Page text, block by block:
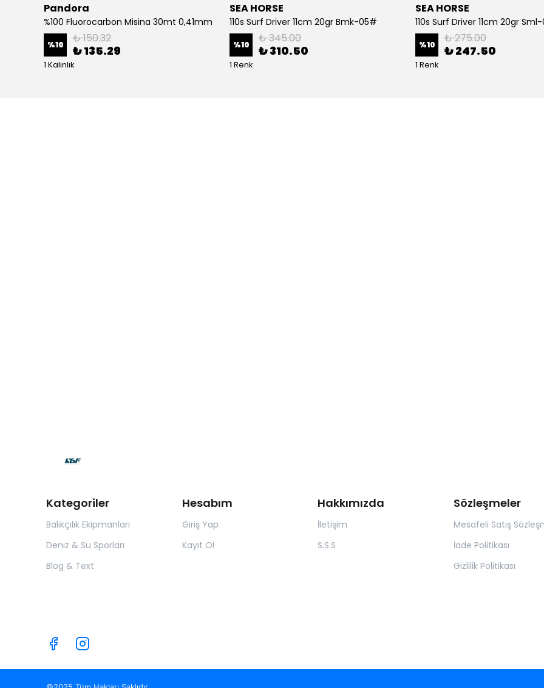
Pandora
%100 Fluorocarbon Misina 30mt 0,41mm
%10 ₺ 150.32
₺ 135.29
1 Kalınlık
SEA HORSE
110s Surf Driver 11cm 20gr Bmk-05#
%10 ₺ 345.00
₺ 310.50
1 Renk
SEA HORSE
110s Surf Driver 11cm 20gr
%10 ₺ 275.00
₺ 247.50
1 Renk
Kategoriler
Balıkçılık Ekipmanları
Deniz & Su Sporları
Blog & Text
Hesabım
Giriş Yap
Kayıt Ol
Hakkımızda
İletişim
S.S.S
Sözleşmeler
Mesafeli Satış
İade Politikası
Gizlilik Politikası